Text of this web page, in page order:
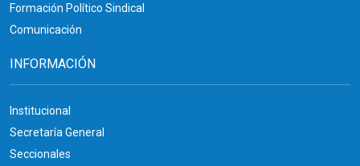
Formación Político Sindical
Comunicación
INFORMACIÓN
Institucional
Secretaría General
Seccionales